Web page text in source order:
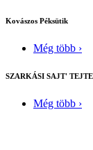
Kovászos Péksütik
Még több ›
SZARKÁSI SAJT'
Még több ›